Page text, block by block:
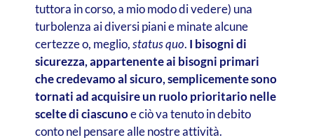
tuttora in corso, a mio modo di vedere) una
turbolenza ai diversi piani e minate alcune
certezze o, meglio,status quo. I bisogni di
sicurezza, appartenente ai bisogni primari
che credevamo al sicuro, semplicemente sono
tornati ad acquisire un ruolo prioritario nelle
scelte di ciascunoe ciò va tenuto in debito
conto nel pensare alle nostre attività.